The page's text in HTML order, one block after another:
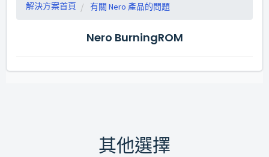
解決方案首頁 有關 Nero 產品的問題
Nero BurningROM
其他選擇